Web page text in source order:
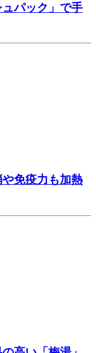
パック」で手
や免疫力も加熱